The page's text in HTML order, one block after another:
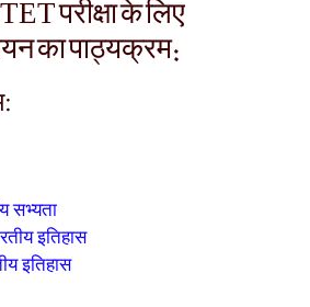
परीक्षा के लिए
का पाठ्यक्रम:
सभ्यता
इतिहास
इतिहास